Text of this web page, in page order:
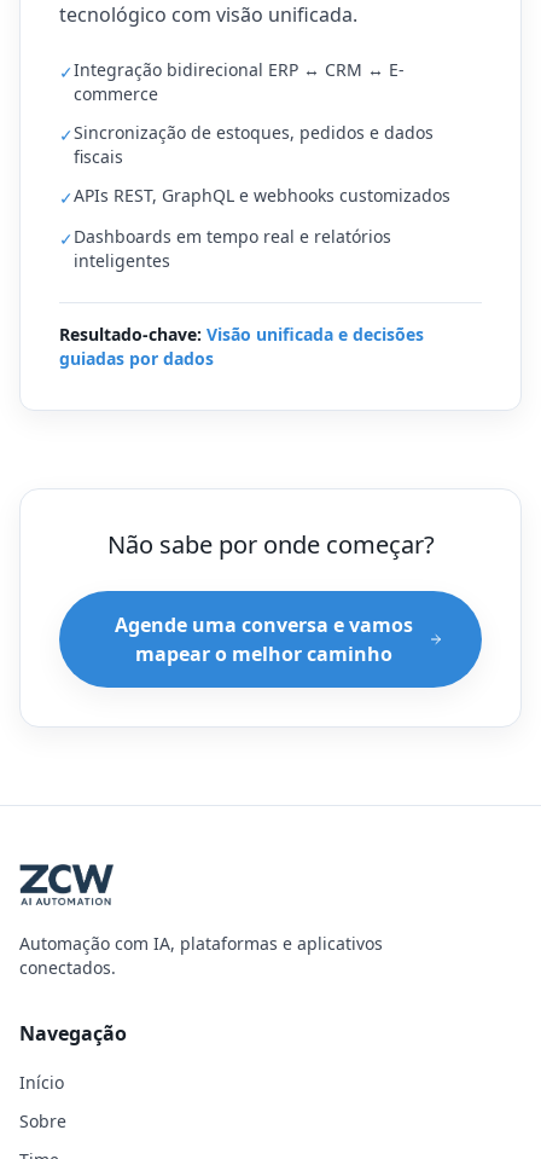
tecnológico com visão unificada.
✓Integração bidirecional ERP ↔ CRM ↔ E-
commerce
✓Sincronização de estoques, pedidos e dados
fiscais
✓APIs REST, GraphQL e webhooks customizados
✓Dashboards em tempo real e relatórios
inteligentes
Resultado-chave: Visão unificada e decisões
guiadas por dados
Não sabe por onde começar?
Agende uma conversa e vamos
mapear o melhor caminho
Automação com IA, plataformas e aplicativos
conectados.
Navegação
Início
Sobre